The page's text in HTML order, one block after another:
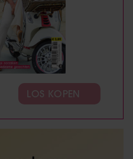
LOS KOPEN